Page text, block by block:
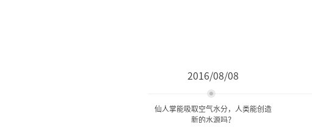
2016/08/08
仙人掌能吸取空气水分，人类能创造
新的水源吗？